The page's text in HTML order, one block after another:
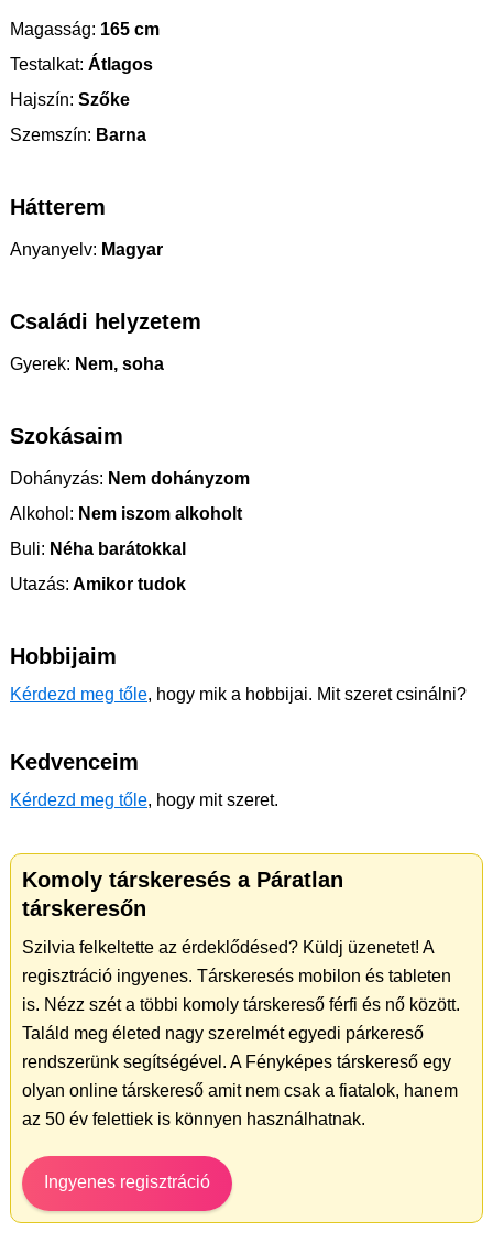
Magasság: 165 cm
Testalkat: Átlagos
Hajszín: Szőke
Szemszín: Barna
Hátterem
Anyanyelv: Magyar
Családi helyzetem
Gyerek: Nem, soha
Szokásaim
Dohányzás: Nem dohányzom
Alkohol: Nem iszom alkoholt
Buli: Néha barátokkal
Utazás: Amikor tudok
Hobbijaim
Kérdezd meg tőle, hogy mik a hobbijai. Mit szeret csinálni?
Kedvenceim
Kérdezd meg tőle, hogy mit szeret.
Komoly társkeresés a Páratlan
társkeresőn
Szilvia felkeltette az érdeklődésed? Küldj üzenetet! A
regisztráció ingyenes. Társkeresés mobilon és tableten
is. Nézz szét a többi komoly társkereső férfi és nő között.
Találd meg életed nagy szerelmét egyedi párkereső
rendszerünk segítségével. A Fényképes társkereső egy
olyan online társkereső amit nem csak a fiatalok, hanem
az 50 év felettiek is könnyen használhatnak.
Ingyenes regisztráció